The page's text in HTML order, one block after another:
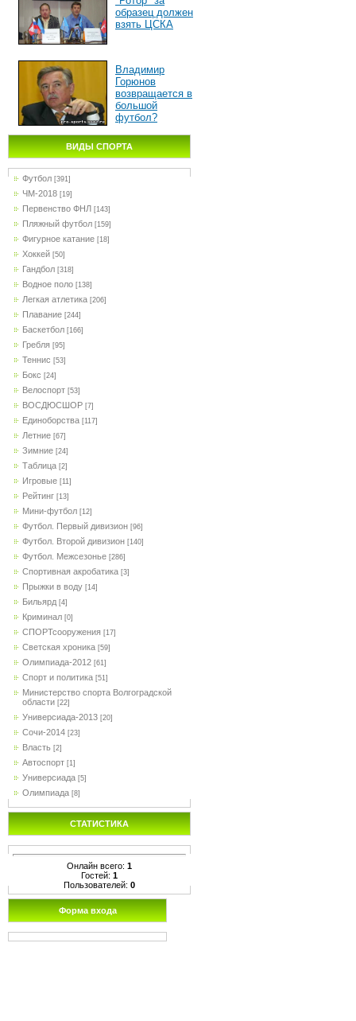
образец должен
взять ЦСКА
Владимир
Горюнов
возвращается в
большой
футбол?
ВИДЫ СПОРТА
Футбол [391]
ЧМ-2018 [19]
Первенство ФНЛ [143]
Пляжный футбол [159]
Фигурное катание [18]
Хоккей [50]
Гандбол [318]
Водное поло [138]
Легкая атлетика [206]
Плавание [244]
Баскетбол [166]
Гребля [95]
Теннис [53]
Бокс [24]
Велоспорт [53]
ВОСДЮСШОР [7]
Единоборства [117]
Летние [67]
Зимние [24]
Таблица [2]
Игровые [11]
Рейтинг [13]
Мини-футбол [12]
Футбол. Первый дивизион [96]
Футбол. Второй дивизион [140]
Футбол. Межсезонье [286]
Спортивная акробатика [3]
Прыжки в воду [14]
Бильярд [4]
Криминал [0]
СПОРТсооружения [17]
Светская хроника [59]
Олимпиада-2012 [61]
Спорт и политика [51]
Министерство спорта Волгоградской
области [22]
Универсиада-2013 [20]
Сочи-2014 [23]
Власть [2]
Автоспорт [1]
Универсиада [5]
Олимпиада [8]
СТАТИСТИКА
Онлайн всего: 1
Гостей: 1
Пользователей: 0
Форма входа